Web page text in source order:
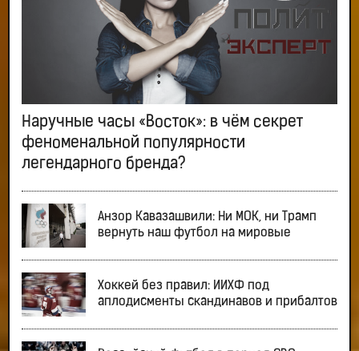
Наручные часы «Восток»: в чём секрет
феноменальной популярности
легендарного бренда?
Анзор Кавазашвили: Ни МОК, ни Трамп
вернуть наш футбол на мировые
Хоккей без правил: ИИХФ под
аплодисменты скандинавов и прибалтов